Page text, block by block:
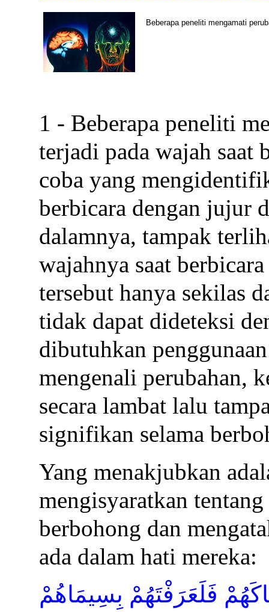
Beberapa peneliti mengamati
1 - Beberapa peneliti
terjadi pada wajah
coba yang
berbicara dengan jujur
dalamnya, tampak
wajahnya saat
tersebut hanya sekilas
tidak dapat dideteksi
dibutuhkan
mengenali perubahan,
secara lambat lalu
signifikan selama
Yang menakjubkan
mengisyaratkan
berbohong dan
ada dalam hati mereka:
فَلَعَرَفْتَهُمْ بِسِيمَاهُمْ